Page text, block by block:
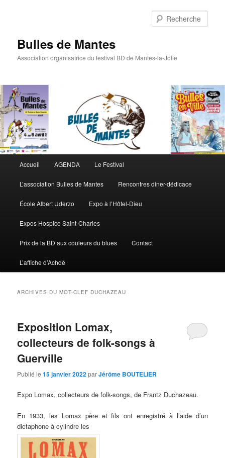
Bulles de Mantes
Association organisatrice du festival BD de Mantes-la-Jolie
Aller au contenu principal
Aller au contenu secondaire
Accueil AGENDA Le Festival
L’association Bulles de Mantes Rencontres diner-dédicace
École Albert Uderzo Expo à l’Hôtel-Dieu
Expos Hospice Saint-Charles
Prix de la BD aux couleurs du blues Contact
L’affiche d’Achdé
ARCHIVES DU MOT-CLEF DUCHAZEAU
Exposition Lomax,
collecteurs de folk-songs à
Guerville
Publié le15 janvier 2022parJérôme BOUTELIER
Expo Lomax, collecteurs de folk-songs, de Frantz Duchazeau.
En 1933, les Lomax père et fils ont enregistré à l’aide d’un
dictaphone à cylindre les